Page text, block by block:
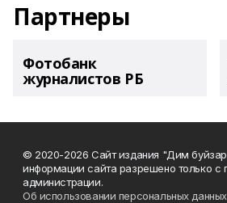
Партнеры
Фотобанк
журналистов РБ
© 2020-2026 Сайт издания "Дим
информации сайта разрешено только с
администрации.
Об использовании персональных данных